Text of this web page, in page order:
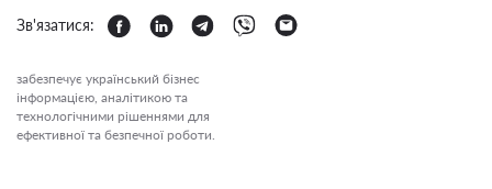
Зв'язатися:
забезпечує український бізнес
інформацією, аналітикою та
технологічними рішеннями для
ефективної та безпечної роботи.